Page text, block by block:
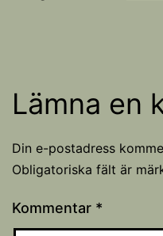
Lämna en
Din e-postadress
Obligatoriska fält är
Kommentar *